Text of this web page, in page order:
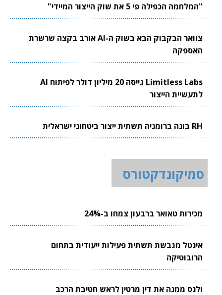
"המלחמה הכפילה פי 5 את שוק הייצור המיידי"
צוואר הבקבוק הבא בשוק ה-AI אורב בקצה שרשרת
האספקה
Limitless Labs גייסה 20 מיליון דולר לפיתוח AI
לתעשיית הייצור
RH בונה ברומניה תשתית ייצור ביטחוני ישראלית
סמיקונדקטורס
מכירות טאואר ברבעון צמחו ב-24%
אינטל מגבשת תשתית פעילות ייעודית בתחום
הרובוטיקה
ולנס ממנה את דין מרטין לראש חטיבת הרכב